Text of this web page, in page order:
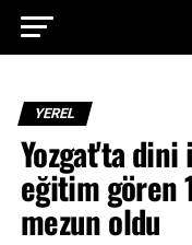
YEREL
Yozgat'ta
eğitim gören
mezun oldu